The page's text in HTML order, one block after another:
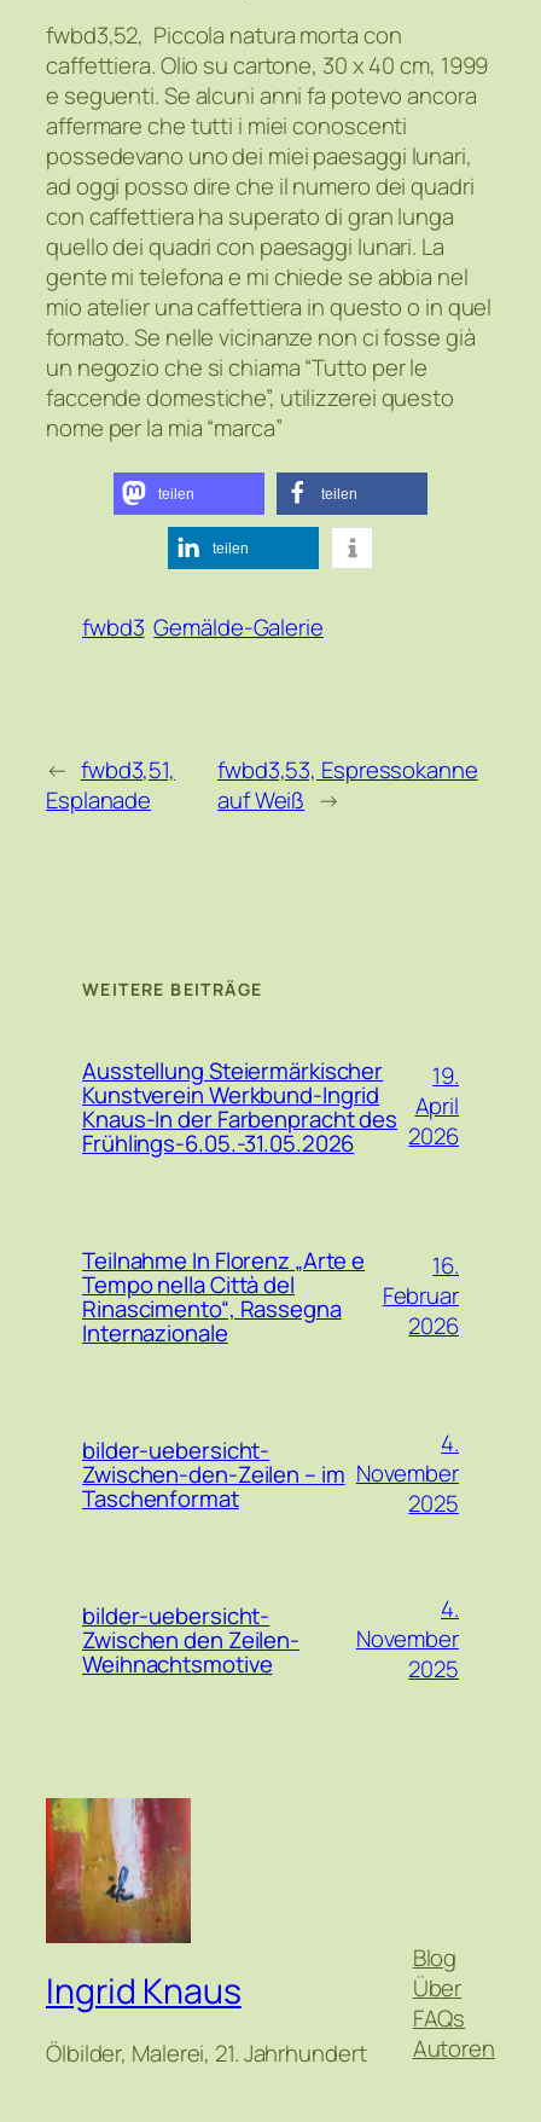
fwbd3,52, Piccola natura morta con
caffettiera. Olio su cartone, 30 x 40 cm, 1999
e seguenti. Se alcuni anni fa potevo ancora
affermare che tutti i miei conoscenti
possedevano uno dei miei paesaggi lunari,
ad oggi posso dire che il numero dei quadri
con caffettiera ha superato di gran lunga
quello dei quadri con paesaggi lunari. La
gente mi telefona e mi chiede se abbia nel
mio atelier una caffettiera in questo o in quel
formato. Se nelle vicinanze non ci fosse già
un negozio che si chiama “Tutto per le
faccende domestiche”, utilizzerei questo
nome per la mia “marca”
teilen teilen
teilen
fwbd3 Gemälde-Galerie
← fwbd3,51,
Esplanade
fwbd3,53, Espressokanne
auf Weiß →
WEITERE BEITRÄGE
Ausstellung Steiermärkischer
Kunstverein Werkbund-Ingrid
Knaus-In der Farbenpracht des
Frühlings-6.05.-31.05.2026
19.
April
2026
Teilnahme In Florenz „Arte e
Tempo nella Città del
Rinascimento“, Rassegna
Internazionale
16.
Februar
2026
bilder-uebersicht-
Zwischen-den-Zeilen – im
Taschenformat
4.
November
2025
bilder-uebersicht-
Zwischen den Zeilen-
Weihnachtsmotive
4.
November
2025
Ingrid Knaus
Ölbilder, Malerei, 21. Jahrhundert
Blog
Über
FAQs
Autoren